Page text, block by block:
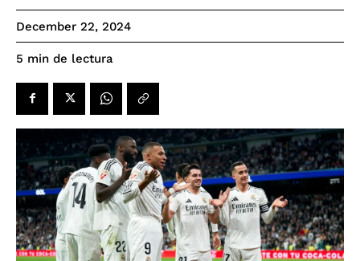
December 22, 2024
5 min de lectura